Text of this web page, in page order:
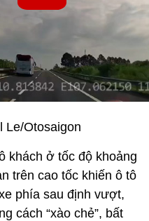
Le/Otosaigon
khách ở tốc độ khoảng
trên cao tốc khiến ô tô
phía sau định vượt,
cách “xào chẻ”, bất